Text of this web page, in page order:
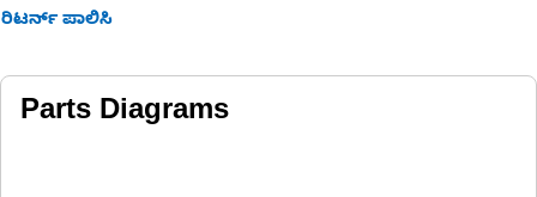
ರಿಟರ್ನ್ ಪಾಲಿಸಿ
Parts Diagrams